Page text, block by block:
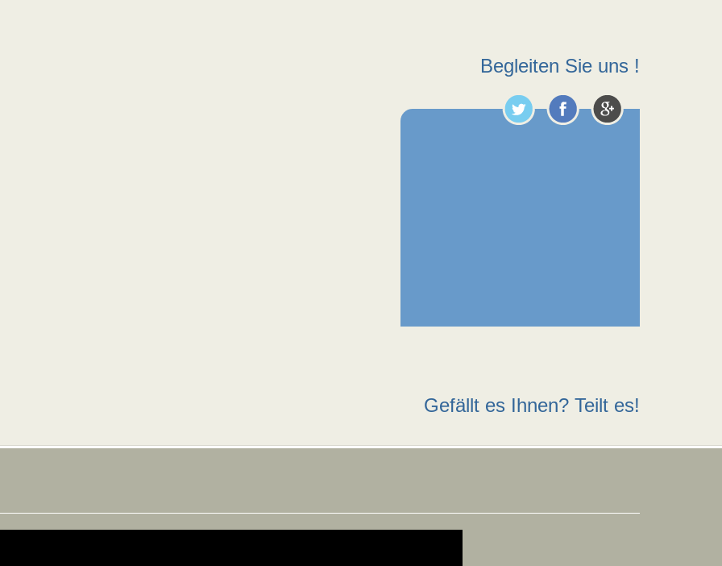
Begleiten Sie uns !
Gefällt es Ihnen? Teilt es!